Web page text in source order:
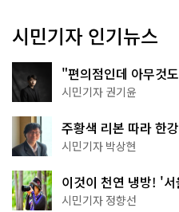
시민기자 인기뉴스
"편의점인데 아무것
한 편의점의 정체
시민기자 권기윤
주황색 리본 따라 한
서울둘레길 15코스
시민기자 박상현
이것이 천연 냉방! '
나볼까
시민기자 정향선